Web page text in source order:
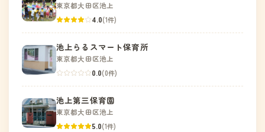
東京都大田区池上
4.0(1件)
池上らるスマート保育所
東京都大田区池上
0.0(0件)
池上第三保育園
東京都大田区池上
5.0(1件)